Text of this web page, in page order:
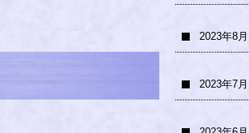
2023年8月
2023年7月